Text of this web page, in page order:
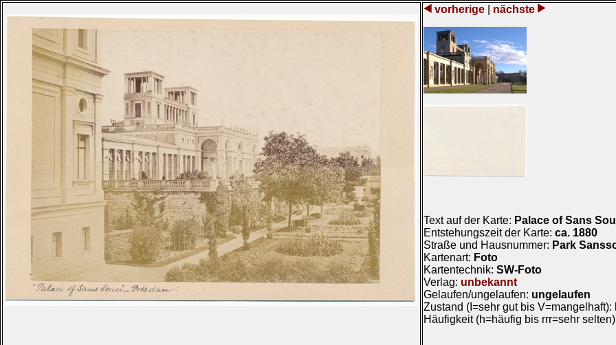
vorherige nächste
Text auf der Karte: Palace of Sans
Entstehungszeit der Karte: ca. 1880
Straße und Hausnummer: Park
Kartenart: Foto
Kartentechnik: SW-Foto
Verlag: unbekannt
Gelaufen/ungelaufen: ungelaufen
Zustand (I=sehr gut bis V=mangelhaft):
Häufigkeit (h=häufig bis rrr=sehr